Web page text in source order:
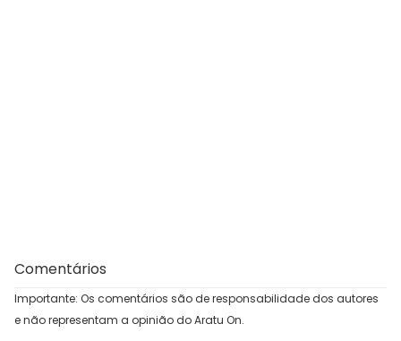
Comentários
Importante: Os comentários são de responsabilidade dos autores
e não representam a opinião do Aratu On.